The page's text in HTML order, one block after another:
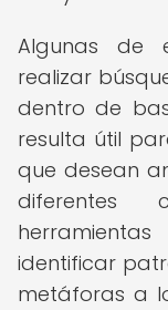
Algunas de
realizar
dentro de
resulta útil
que desean
diferentes
identificar
metáforas a